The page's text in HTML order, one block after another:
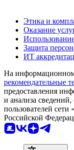
Этика и
Оказание
Защита
ИТ
На информационном
рекомендательные
предоставления
и анализа
пользователей
Российской